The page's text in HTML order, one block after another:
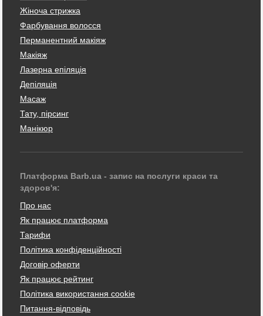
Жіноча стрижка
Фарбування волосся
Перманентний макіяж
Макіяж
Лазерна епіляція
Депіляція
Масаж
Тату, пірсинг
Манікюр
Платформа Barb.ua - запис на послуги краси та
здоров'я:
Про нас
Як працює платформа
Тарифи
Політика конфіденційності
Договір оферти
Як працює рейтинг
Політика використання cookie
Питання-відповідь